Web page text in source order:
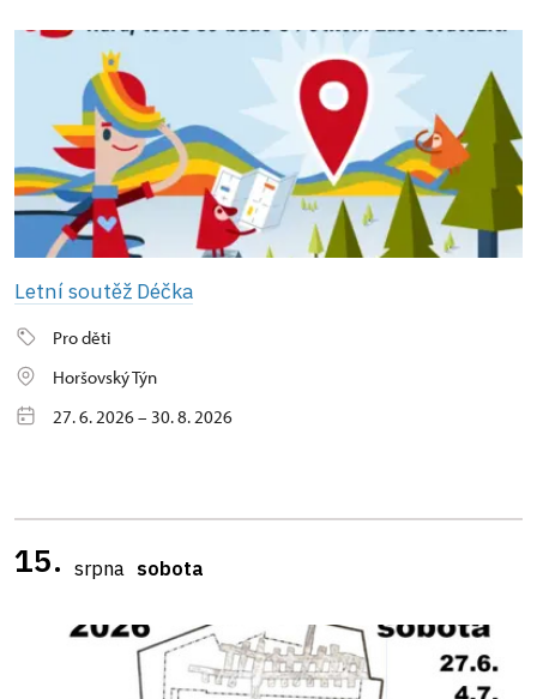
Letní soutěž Déčka
Pro děti
Horšovský Týn
27. 6. 2026 – 30. 8. 2026
15. srpna sobota